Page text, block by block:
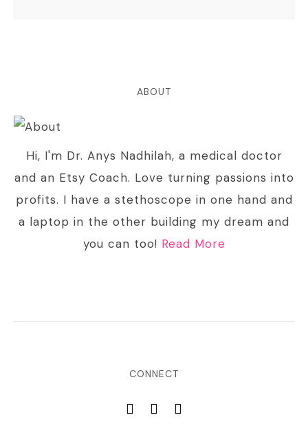
ABOUT
Hi, I'm Dr. Anys Nadhilah, a medical doctor
and an Etsy Coach. Love turning passions into
profits. I have a stethoscope in one hand and
a laptop in the other building my dream and
you can too! Read More
CONNECT